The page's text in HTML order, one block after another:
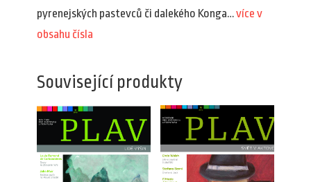
pyrenejských pastevců či dalekého Konga…více v
obsahu čísla
Související produkty